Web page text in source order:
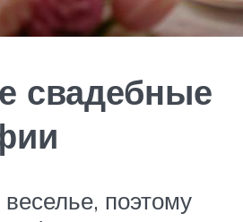
свадебные
поэтому